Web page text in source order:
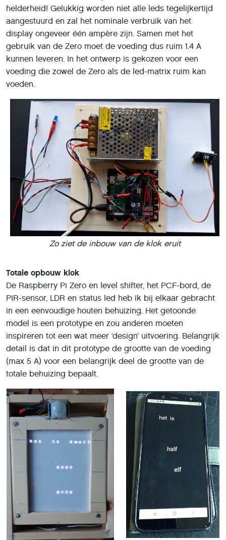
helderheid! Gelukkig worden niet alle leds tegelijkertijd
aangestuurd en zal het nominale verbruik van het
display ongeveer één ampère zijn. Samen met het
gebruik van de Zero moet de voeding dus ruim 1.4 A
kunnen leveren. In het ontwerp is gekozen voor een
voeding die zowel de Zero als de led-matrix ruim kan
voeden.
Zo ziet de inbouw van de klok eruit
Totale opbouw klok
De Raspberry Pi Zero en level shifter, het PCF-bord, de
PIR-sensor, LDR en status led heb ik bij elkaar gebracht
in een eenvoudige houten behuizing. Het getoonde
model is een prototype en zou anderen moeten
inspireren tot een wat meer ‘design’ uitvoering. Belangrijk
detail is dat in dit prototype de grootte van de voeding
(max 5 A) voor een belangrijk deel de grootte van de
totale behuizing bepaalt.